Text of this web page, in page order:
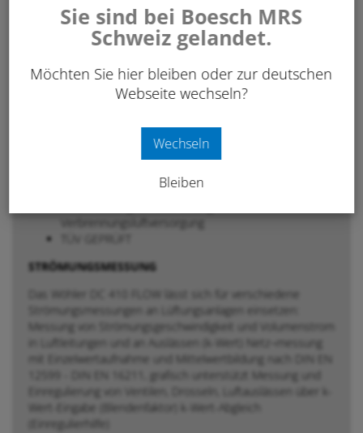
Anfrage / Beratung
Einregulierung + Abnahmemessungen von
Lüftungsanlagen
Direkte Anzeige des Volumenstromes
Energetische Inspektion von Klimaanlagen
STRÖMUNGSMESSUNG
Das Wöhler DC 410 FLOW lässt sich für verschiedene
Strömungsmessungen an Lüftungsanlagen einsetzen:
Messung von Strömungsgeschwindigkeit und Volumenstrom
in Luftleitungen und an Auslässen (k-Wert) Netz¬messung
mit Einzelwertaufnahme und Mittelwertbildung nach DIN EN
12599 - DIN EN 16211, grafisch unterstützt Messung und
Einregulierung von Ventilen, Drosseln, Luftauslässen über k-
Wert-Eingabe (Blendenfaktor) k-Wert-Abgleich
(Einregulierhilfe)
Sie sind bei Boesch MRS
Schweiz gelandet.
Möchten Sie hier bleiben oder zur deutschen
Webseite wechseln?
Wechseln
Bleiben